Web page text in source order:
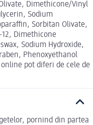
Dimethicone/Vinyl
Sodium
Sorbitan Olivate,
Dimethicone
Sodium Hydroxide,
Phenoxyethanol
pot diferi de cele de
pornind din partea